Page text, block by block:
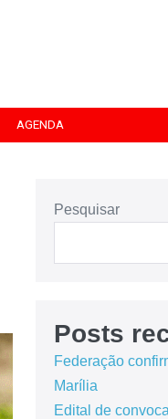
AGENDA
Pesquisar
Posts
Federação
Marília
Edital de